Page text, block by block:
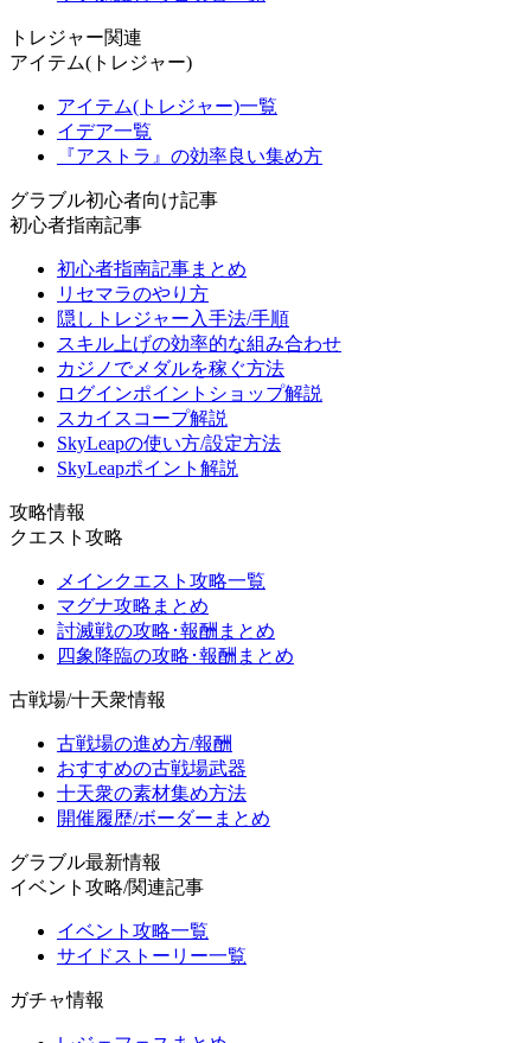
トレジャー関連
アイテム(トレジャー)
アイテム(トレジャー)一覧
イデア一覧
『アストラ』の効率良い集め方
グラブル初心者向け記事
初心者指南記事
初心者指南記事まとめ
リセマラのやり方
隠しトレジャー入手法/手順
スキル上げの効率的な組み合わせ
カジノでメダルを稼ぐ方法
ログインポイントショップ解説
スカイスコープ解説
SkyLeapの使い方/設定方法
SkyLeapポイント解説
攻略情報
クエスト攻略
メインクエスト攻略一覧
マグナ攻略まとめ
討滅戦の攻略･報酬まとめ
四象降臨の攻略･報酬まとめ
古戦場/十天衆情報
古戦場の進め方/報酬
おすすめの古戦場武器
十天衆の素材集め方法
開催履歴/ボーダーまとめ
グラブル最新情報
イベント攻略/関連記事
イベント攻略一覧
サイドストーリー一覧
ガチャ情報